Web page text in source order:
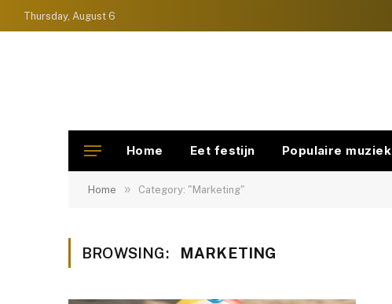
Thursday, August 6
Home Eet festijn Populaire muziek
Home » Category: "Marketing"
BROWSING: MARKETING